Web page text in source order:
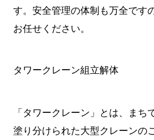
す。安全管理の体制も万全です
お任せください。
タワークレーン組立解体
「タワークレーン」とは、ま
塗り分けられた大型クレーンの